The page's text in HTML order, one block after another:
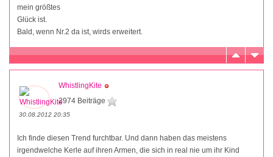
mein größtes
Glück ist.
Bald, wenn Nr.2 da ist, wirds erweitert.
WhistlingKite
2974 Beiträge
30.08.2012 20:35
Ich finde diesen Trend furchtbar. Und dann haben das meistens
irgendwelche Kerle auf ihren Armen, die sich in real nie um ihr Kind